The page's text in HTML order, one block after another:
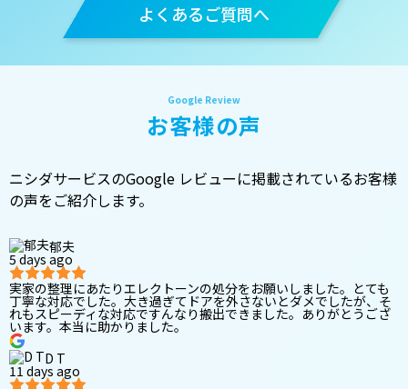
よくあるご質問へ
お客様の声
ニシダサービスのGoogle レビューに掲載されているお客様
の声をご紹介します。
郁夫
5 days ago
実家の整理にあたりエレクトーンの処分をお願いしました。とても
丁寧な対応でした。大き過ぎてドアを外さないとダメでしたが、そ
れもスピーディな対応ですんなり搬出できました。ありがとうござ
います。本当に助かりました。
D T
11 days ago